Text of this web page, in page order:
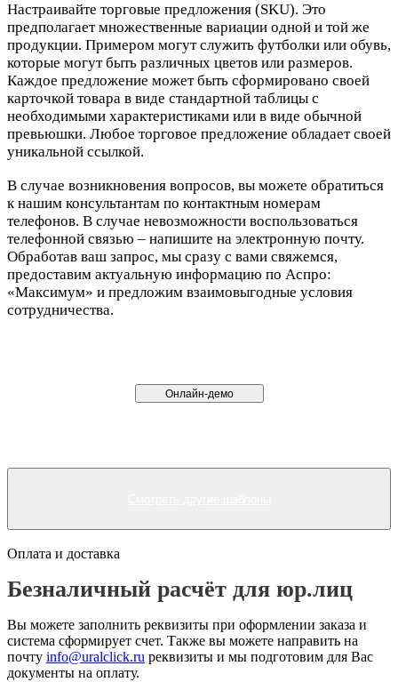
Настраивайте торговые предложения (SKU). Это
предполагает множественные вариации одной и той же
продукции. Примером могут служить футболки или обувь,
которые могут быть различных цветов или размеров.
Каждое предложение может быть сформировано своей
карточкой товара в виде стандартной таблицы с
необходимыми характеристиками или в виде обычной
превьюшки. Любое торговое предложение обладает своей
уникальной ссылкой.
В случае возникновения вопросов, вы можете обратиться
к нашим консультантам по контактным номерам
телефонов. В случае невозможности воспользоваться
телефонной связью – напишите на электронную почту.
Обработав ваш запрос, мы сразу с вами свяжемся,
предоставим актуальную информацию по Аспро:
«Максимум» и предложим взаимовыгодные условия
сотрудничества.
Онлайн-демо
Оплата и доставка
Безналичный расчёт для юр.лиц
Вы можете заполнить реквизиты при оформлении заказа и
система сформирует счет. Также вы можете направить на
почту info@uralclick.ru реквизиты и мы подготовим для Вас
документы на оплату.